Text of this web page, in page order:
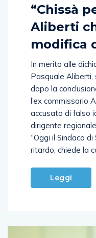
“Chissà
Aliberti
modifica
In merito alle
Pasquale Aliberti,
dopo la
l’ex commissario
accusato di falso
dirigente
“Oggi il Sindaco
ritardo, chiede la
Leggi